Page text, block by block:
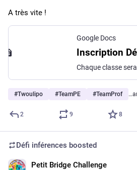
A très vite !
Google Docs
#Twoulipo #TeamPE #TeamProf
2 9 8
Défi inférences boosted
Petit Bridge Challenge